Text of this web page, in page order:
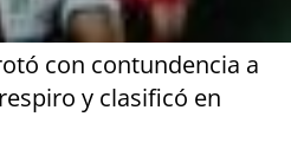
con contundencia a
y clasificó en